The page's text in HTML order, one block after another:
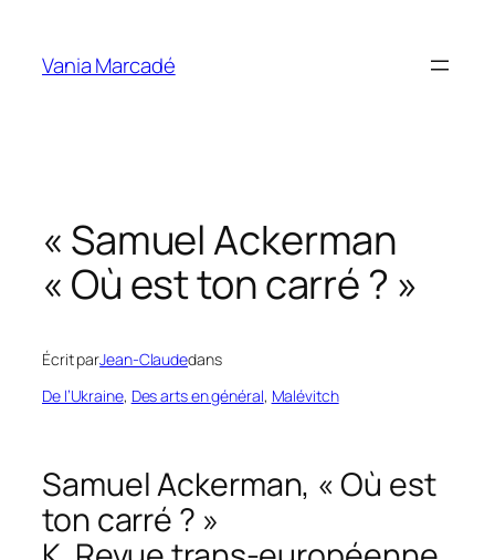
contenu
Vania Marcadé
« Samuel Ackerman
« Où est ton carré ? »
Écrit parJean-Claudedans
De l’Ukraine, Des arts en général, Malévitch
Samuel Ackerman, « Où est
ton carré ? »